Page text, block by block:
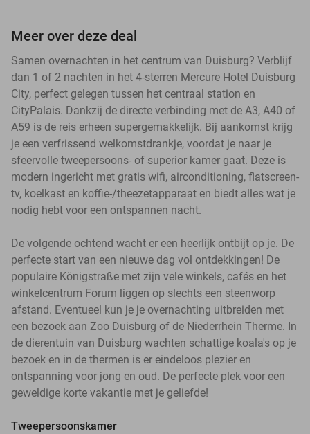
Meer over deze deal
Samen overnachten in het centrum van Duisburg? Verblijf
dan 1 of 2 nachten in het 4-sterren Mercure Hotel Duisburg
City, perfect gelegen tussen het centraal station en
CityPalais. Dankzij de directe verbinding met de A3, A40 of
A59 is de reis erheen supergemakkelijk. Bij aankomst krijg
je een verfrissend welkomstdrankje, voordat je naar je
sfeervolle tweepersoons- of superior kamer gaat. Deze is
modern ingericht met gratis wifi, airconditioning, flatscreen-
tv, koelkast en koffie-/theezetapparaat en biedt alles wat je
nodig hebt voor een ontspannen nacht.
De volgende ochtend wacht er een heerlijk ontbijt op je. De
perfecte start van een nieuwe dag vol ontdekkingen! De
populaire Königstraße met zijn vele winkels, cafés en het
winkelcentrum Forum liggen op slechts een steenworp
afstand. Eventueel kun je je overnachting uitbreiden met
een bezoek aan Zoo Duisburg of de Niederrhein Therme. In
de dierentuin van Duisburg wachten schattige koala's op je
bezoek en in de thermen is er eindeloos plezier en
ontspanning voor jong en oud. De perfecte plek voor een
geweldige korte vakantie met je geliefde!
Tweepersoonskamer